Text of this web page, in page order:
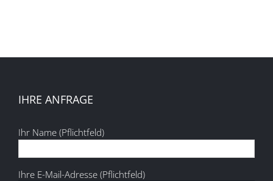
IHRE ANFRAGE
Ihr Name (Pflichtfeld)
Ihre E-Mail-Adresse (Pflichtfeld)